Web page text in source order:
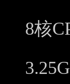
8核